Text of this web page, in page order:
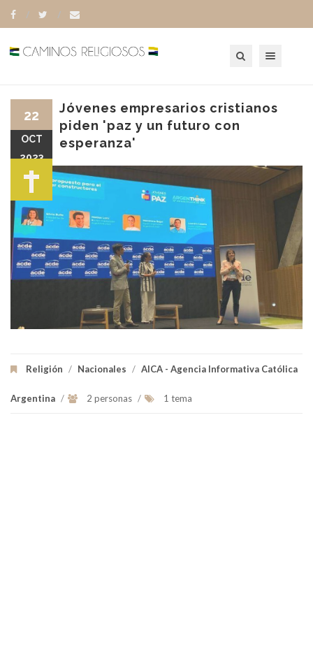
Jóvenes empresarios cristianos
piden 'paz y un futuro con
esperanza'
Religión / Nacionales / AICA - Agencia Informativa Católica
Argentina / 2 personas / 1 tema
22
OCT
2023